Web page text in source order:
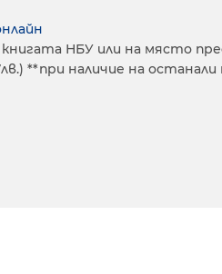
НБУ или на място
**при наличие на